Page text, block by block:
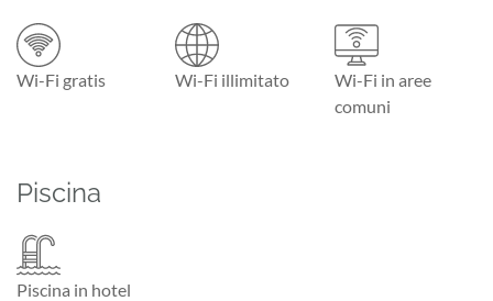
Wi-Fi gratis Wi-Fi illimitato
Wi-Fi in aree
comuni
Piscina
Piscina in hotel